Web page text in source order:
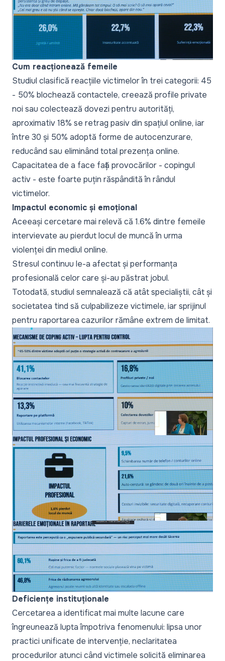
Cum reacționează femeile
Studiul clasifică reacțiile victimelor în trei categorii: 45
- 50% blochează contactele, creează profile private
noi sau colectează dovezi pentru autorități,
aproximativ 18% se retrag pasiv din spațiul online, iar
între 30 și 50% adoptă forme de autocenzurare,
reducând sau eliminând total prezența online.
Capacitatea de a face față provocărilor - copingul
activ - este foarte puțin răspândită în rândul
victimelor.
Impactul economic și emoțional
Aceeași cercetare mai relevă că 1.6% dintre femeile
intervievate au pierdut locul de muncă în urma
violenței din mediul online.
Stresul continuu le-a afectat și performanța
profesională celor care și-au păstrat jobul.
Totodată, studiul semnalează că atât specialiștii, cât și
societatea tind să culpabilizeze victimele, iar sprijinul
pentru raportarea cazurilor rămâne extrem de limitat.
Deficiențe instituționale
Cercetarea a identificat mai multe lacune care
îngreunează lupta împotriva fenomenului: lipsa unor
practici unificate de intervenție, neclaritatea
procedurilor atunci când victimele solicită eliminarea